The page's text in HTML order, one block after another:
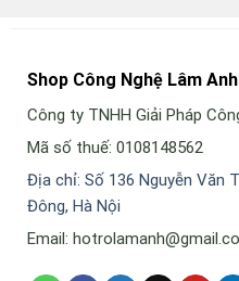
Shop Công Nghệ Lâm Anh
Công ty TNHH Giải Pháp
Mã số thuế: 0108148562
Địa chỉ: Số 136 Nguyễn Văn
Đông, Hà Nội
Email: